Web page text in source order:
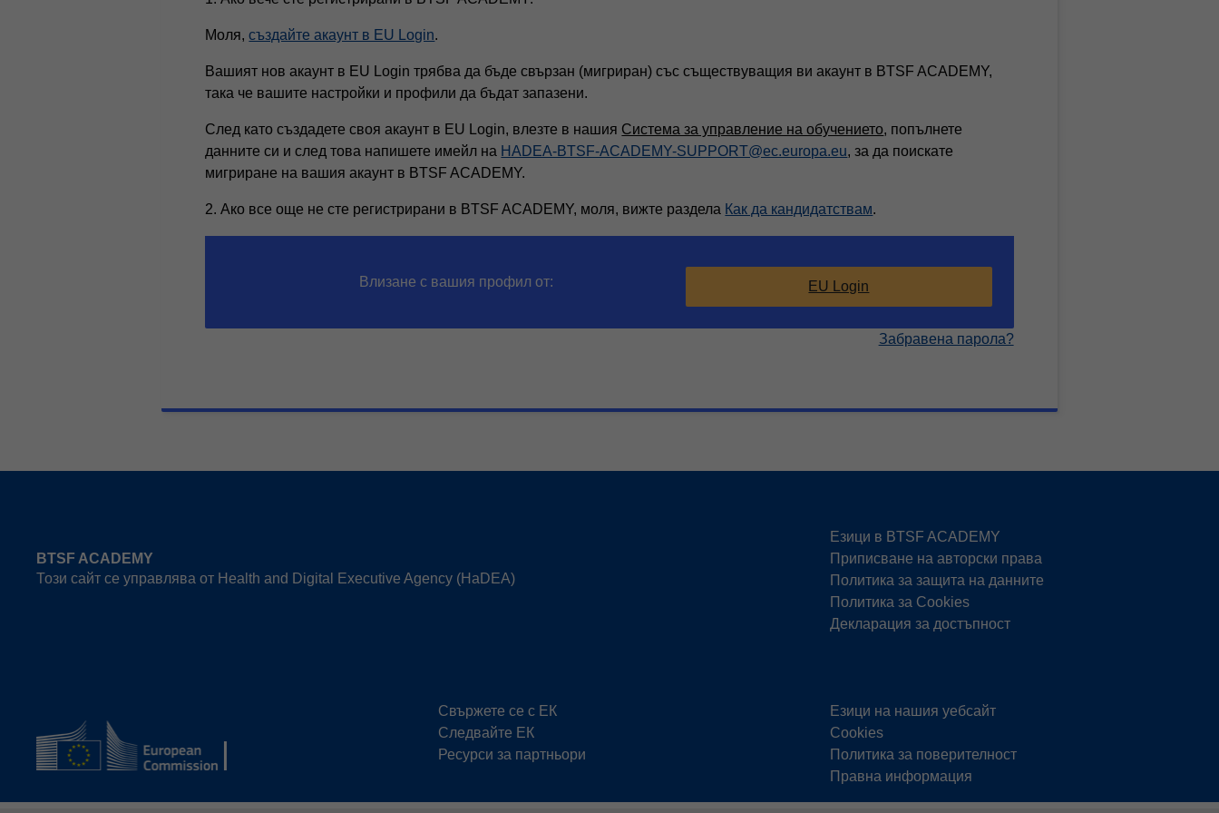
Моля,създайте акаунт в EU Login.
Вашият нов акаунт в EU Login трябва да бъде свързан (мигриран) със съществуващия ви акаунт в BTSF ACADEMY,
така че вашите настройки и профили да бъдат запазени.
След като създадете своя акаунт в EU Login, влезте в нашия Система за управление на обучението, попълнете
данните си и след това напишете имейл на HADEA-BTSF-ACADEMY-SUPPORT@ec.europa.eu, за да поискате
мигриране на вашия акаунт в BTSF ACADEMY.
2. Ако все още не сте регистрирани в BTSF ACADEMY, моля, вижте раздела Как да кандидатствам.
Влизане с вашия профил от: EU Login
Забравена парола?
BTSF ACADEMY
Този сайт се управлява от Health and Digital Executive Agency (HaDEA)
Езици в BTSF ACADEMY
Приписване на авторски права
Политика за защита на данните
Политика за Cookies
Декларация за достъпност
Свържете се с ЕК
Следвайте ЕК
Ресурси за партньори
Езици на нашия уебсайт
Cookies
Политика за поверителност
Правна информация